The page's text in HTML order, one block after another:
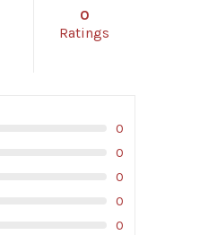
0
Ratings
0
0
0
0
0